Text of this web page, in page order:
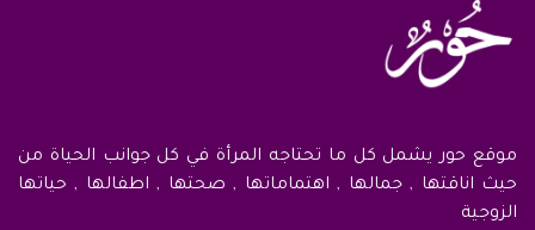
موقع حور يشمل كل ما تحتاجه المرأة في كل جوانب الحياة من
حيث اناقتها , جمالها , اهتماماتها , صحتها , اطفالها , حياتها
الزوجية